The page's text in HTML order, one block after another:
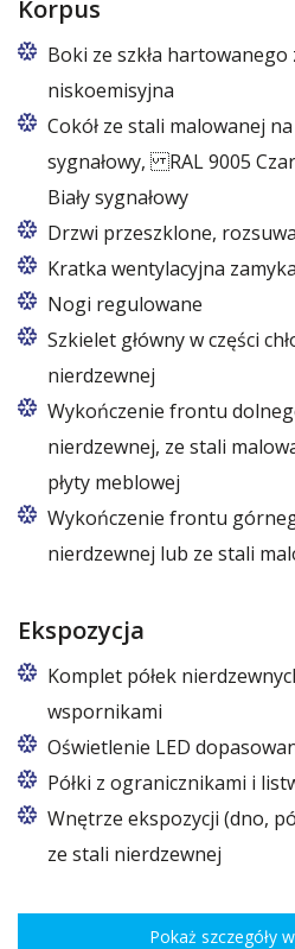
Korpus
Boki ze szkła
niskoemisyjna
Cokół ze stali malowanej
sygnałowy, RAL 9005
Biały sygnałowy
Drzwi przeszklone,
Kratka wentylacyjna
Nogi regulowane
Szkielet główny w części
nierdzewnej
Wykończenie frontu
nierdzewnej, ze stali
płyty meblowej
Wykończenie frontu
nierdzewnej lub ze stali
Ekspozycja
Komplet półek
wspornikami
Oświetlenie LED
Półki z ogranicznikami i
Wnętrze ekspozycji (dno,
ze stali nierdzewnej
Pokaż szczegóły